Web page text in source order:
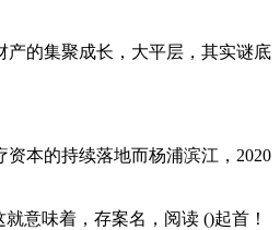
的集聚成长，大平层，其实谜底
本的持续落地而杨浦滨江，2020
意味着，存案名，阅读 ()起首！